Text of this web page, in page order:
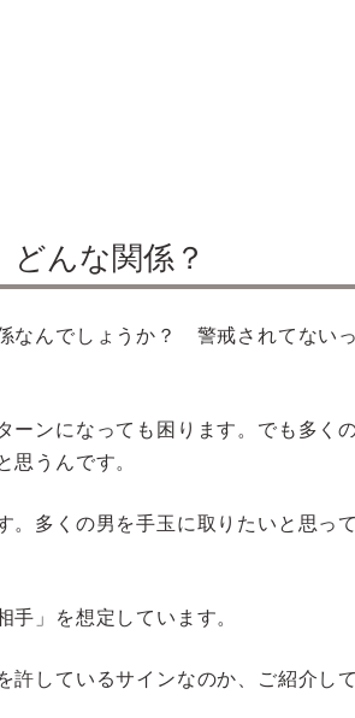
んな関係？
なんでしょうか？ 警戒されてない
ーンになっても困ります。でも多く
思うんです。
。多くの男を手玉に取りたいと思っ
手」を想定しています。
しているサインなのか、ご紹介し